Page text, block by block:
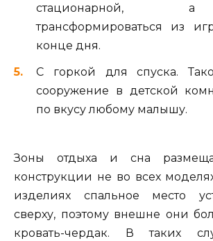
стационарной,
трансформироваться из
конце дня.
С горкой для спуска.
сооружение в детской
по вкусу любому малышу.
Зоны отдыха и сна
конструкции не во всех
изделиях спальное место
сверху, поэтому внешне они
кровать-чердак. В таких